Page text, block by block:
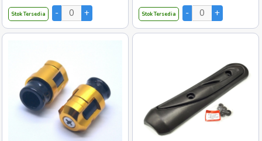
Stok Tersedia Stok Tersedia